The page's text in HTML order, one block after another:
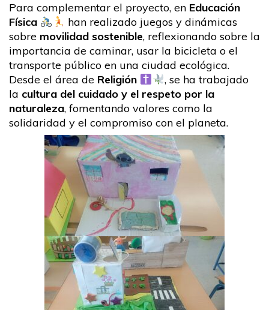
Para complementar el proyecto, en Educación
Física
han realizado juegos y dinámicas
sobre movilidad sostenible, reflexionando sobre la
importancia de caminar, usar la bicicleta o el
transporte público en una ciudad ecológica.
Desde el área de Religión
, se ha trabajado
la cultura del cuidado y el respeto por la
naturaleza, fomentando valores como la
solidaridad y el compromiso con el planeta.